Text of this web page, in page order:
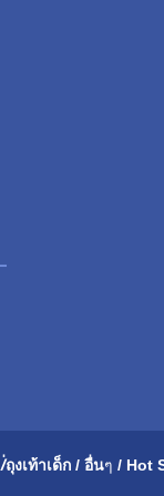
/่ถุงเท้าเด็ก / อื่นๆ / Hot